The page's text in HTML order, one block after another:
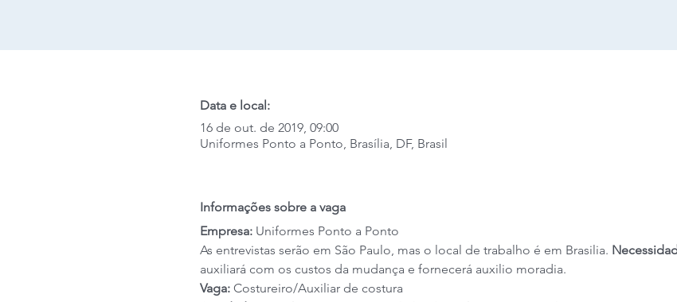
Data e local:
16 de out. de 2019, 09:00
Uniformes Ponto a Ponto, Brasília, DF, Brasil
Informações sobre a vaga
Empresa: Uniformes Ponto a Ponto
As entrevistas serão em São Paulo, mas o local de trabalho é em Brasilia.
auxiliará com os custos da mudança e fornecerá auxilio moradia.
Vaga: Costureiro/Auxiliar de costura